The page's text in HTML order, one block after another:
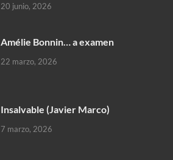
20 junio, 2026
Amélie Bonnin… a examen
22 marzo, 2026
Insalvable (Javier Marco)
7 marzo, 2026